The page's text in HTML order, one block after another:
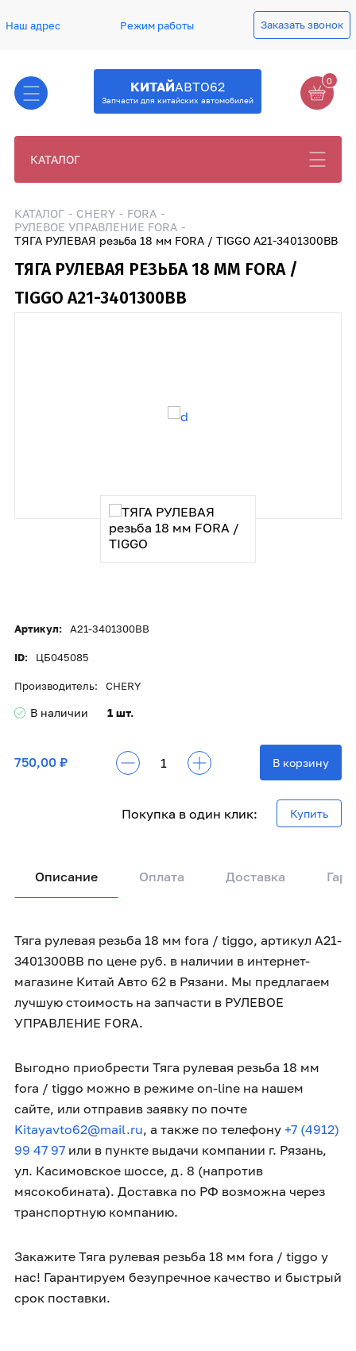
Наш адрес Режим работы Заказать звонок
КИТАЙАВТО62
Запчасти для китайских автомобилей
0
КАТАЛОГ
КАТАЛОГ CHERY
FORA
РУЛЕВОЕ УПРАВЛЕНИЕ FORA
ТЯГА РУЛЕВАЯ резьба 18 мм FORA / TIGGO A21-3401300BB
ТЯГА РУЛЕВАЯ РЕЗЬБА 18 ММ FORA /
TIGGO A21-3401300BB
Артикул: A21-3401300BB
ID: ЦБ045085
Производитель: CHERY
В наличии 1 шт.
750,00 ₽ В корзину
Покупка в один клик: Купить
Описание Оплата Доставка
Тяга рулевая резьба 18 мм fora / tiggo, артикул A21-
3401300BB по цене руб. в наличии в интернет-
магазине Китай Авто 62 в Рязани. Мы предлагаем
лучшую стоимость на запчасти в РУЛЕВОЕ
УПРАВЛЕНИЕ FORA.
Выгодно приобрести Тяга рулевая резьба 18 мм
fora / tiggo можно в режиме on-line на нашем
сайте, или отправив заявку по почте
Kitayavto62@mail.ru, а также по телефону +7 (4912)
99 47 97 или в пункте выдачи компании г. Рязань,
ул. Касимовское шоссе, д. 8 (напротив
мясокобината). Доставка по РФ возможна через
транспортную компанию.
Закажите Тяга рулевая резьба 18 мм fora / tiggo у
нас! Гарантируем безупречное качество и быстрый
срок поставки.